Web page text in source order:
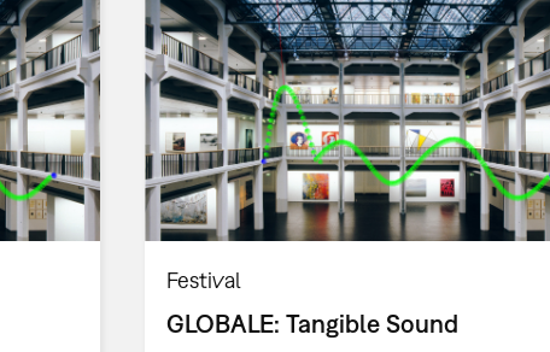
Festival
GLOBALE: Tangible Sound